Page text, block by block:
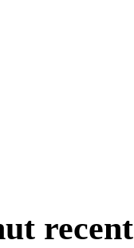
recent